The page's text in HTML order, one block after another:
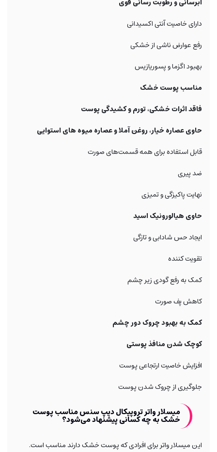
آبرسانی و رطوبت رسانی قوی
دارای خاصیت آنتی اکسیدانی
رفع عوارض ناشی از خشکی
بهبود اگزما و پسوریازیس
مناسب پوست خشک
فاقد اثرات خشکی، تورم و کشیدگی پوست
حاوی عصاره خیار، روغن آملا و عصاره میوه های استوایی
قابل استفاده برای همه قسمت‌های صورت
ضد پیری
نهایت پاکیزگی و تمیزی
حاوی هیالورونیک اسید
ایجاد حس شادابی و تازگی
تقویت کننده
کمک به رفع گودی زیر چشم
کاهش پف صورت
کمک به بهبود چروک دور چشم
کوچک شدن منافذ پوستی
افزایش خاصیت ارتجاعی پوست
جلوگیری از چروک شدن پوست
میسلار واتر تروپیکال دیپ سنس مناسب پوست
خشک به چه کسانی پیشنهاد می‌شود؟
این میسلار واتر برای افرادی که پوست خشک دارند مناسب است.